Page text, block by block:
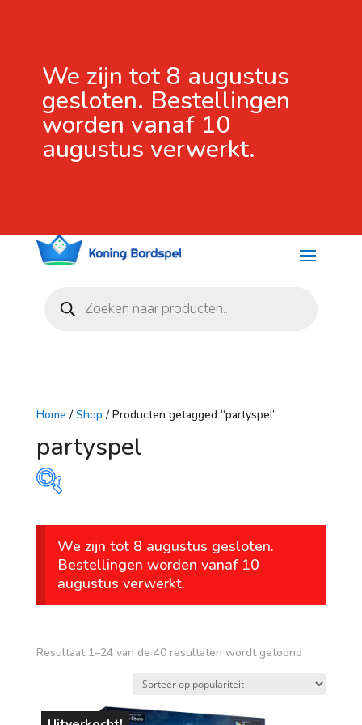
We zijn tot 8 augustus
gesloten. Bestellingen
worden vanaf 10
augustus verwerkt.
zoeken
Home / Shop / Producten getagged “partyspel”
partyspel
Prijs
€ 4
vanaf 4 jaar
We zijn tot 8 augustus gesloten.
Bestellingen worden vanaf 10
augustus verwerkt.
Resultaat 1–24 van de 40 resultaten wordt getoondGesorteerd
populariteit